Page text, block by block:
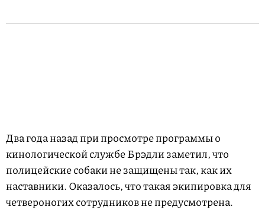
Два года назад при просмотре программы о
кинологической службе Брэдли заметил, что
полицейские собаки не защищены так, как их
наставники. Оказалось, что такая экипировка для
четвероногих сотрудников не предусмотрена.